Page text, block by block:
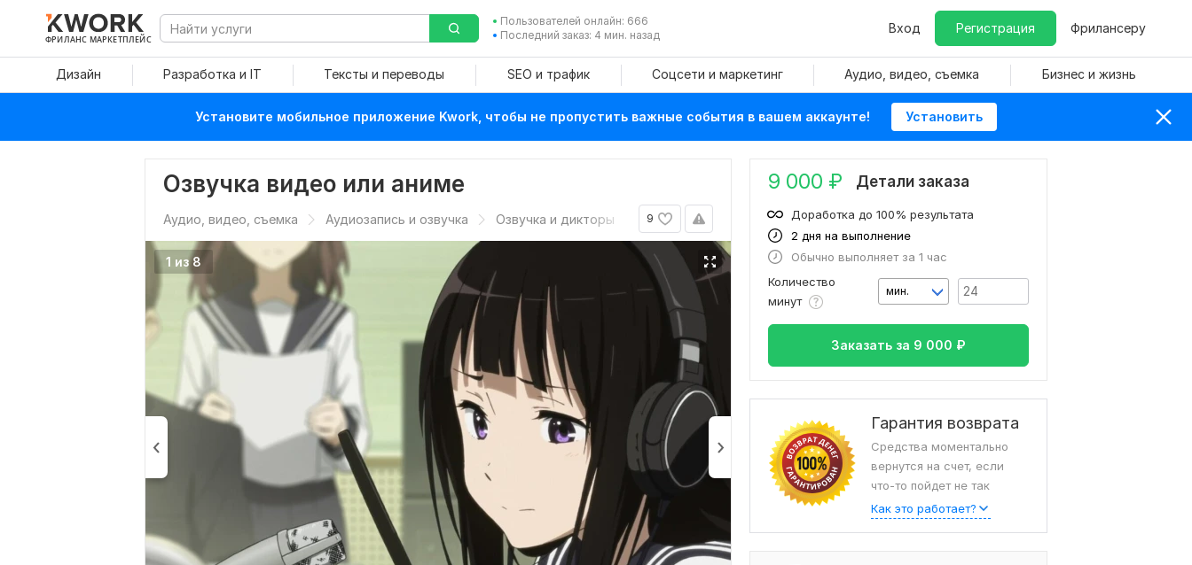
ФРИЛАНС МАРКЕТПЛЕЙС
Пользователей онлайн: 666
Последний заказ: 4 мин. назад
Вход Регистрация Фрилансеру
Дизайн Разработка и IT Тексты и переводы SEO и трафик Соцсети и маркетинг Аудио, видео, съемка Бизнес и жизнь
Установите мобильное приложение Kwork, чтобы не пропустить важные события в вашем аккаунте! Установить
Озвучка видео или аниме
9
Аудио, видео, съемка Аудиозапись и озвучка Озвучка и дикторы
1 из 8
9 000 ₽ Детали заказа
2 дня на выполнение
Доработка до 100% результата
Обычно выполняет за 1 час
Количество
минут
мин.
Заказать за 9 000 ₽
Гарантия возврата
Средства моментально
вернутся на счет, если
что-то пойдет не так
Как это работает?